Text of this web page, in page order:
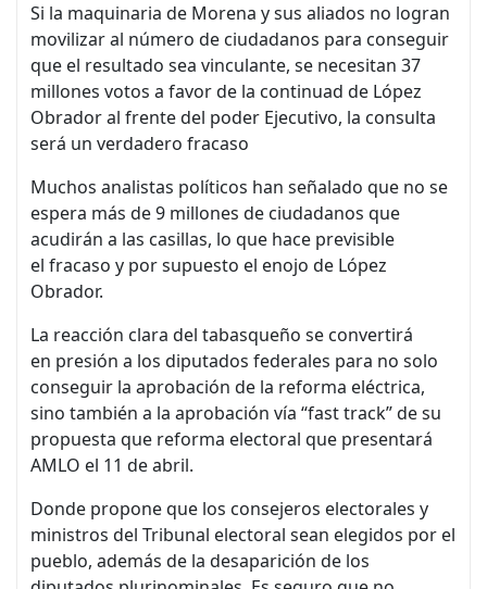
Si la maquinaria de Morena y sus aliados no logran
movilizar al número de ciudadanos para conseguir
que el resultado sea vinculante, se necesitan 37
millones votos a favor de la continuad de López
Obrador al frente del poder Ejecutivo, la consulta
será un verdadero fracaso
Muchos analistas políticos han señalado que no se
espera más de 9 millones de ciudadanos que
acudirán a las casillas, lo que hace previsible
el fracaso y por supuesto el enojo de López
Obrador.
La reacción clara del tabasqueño se convertirá
en presión a los diputados federales para no solo
conseguir la aprobación de la reforma eléctrica,
sino también a la aprobación vía “fast track” de su
propuesta que reforma electoral que presentará
AMLO el 11 de abril.
Donde propone que los consejeros electorales y
ministros del Tribunal electoral sean elegidos por el
pueblo, además de la desaparición de los